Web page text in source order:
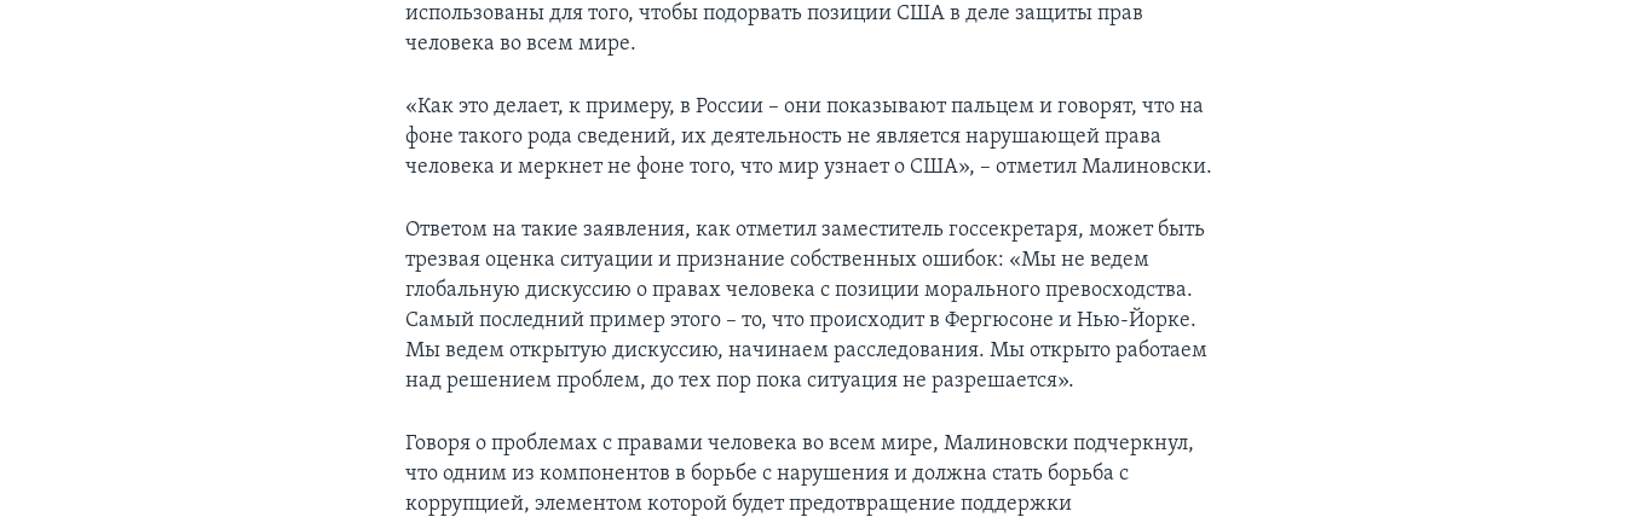
использованы для того, чтобы подорвать позиции США в деле защиты прав
человека во всем мире.
«Как это делает, к примеру, в России – они показывают пальцем и говорят, что на
фоне такого рода сведений, их деятельность не является нарушающей права
человека и меркнет не фоне того, что мир узнает о США», – отметил Малиновски.
Ответом на такие заявления, как отметил заместитель госсекретаря, может быть
трезвая оценка ситуации и признание собственных ошибок: «Мы не ведем
глобальную дискуссию о правах человека с позиции морального превосходства.
Самый последний пример этого – то, что происходит в Фергюсоне и Нью-Йорке.
Мы ведем открытую дискуссию, начинаем расследования. Мы открыто работаем
над решением проблем, до тех пор пока ситуация не разрешается».
Говоря о проблемах с правами человека во всем мире, Малиновски подчеркнул,
что одним из компонентов в борьбе с нарушения и должна стать борьба с
коррупцией, элементом которой будет предотвращение поддержки